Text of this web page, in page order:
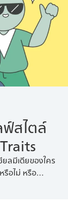
ฟ์สไตล์
ลมีเดียของใคร
รือไม่ หรือ
กษร 4 ตัวที่ว่า